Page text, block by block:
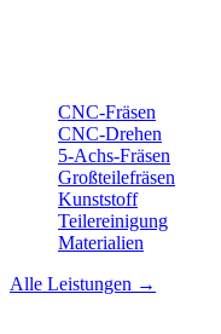
CNC-Fräsen
CNC-Drehen
5-Achs-Fräsen
Großteilefräsen
Kunststoff
Teilereinigung
Materialien
Alle Leistungen →